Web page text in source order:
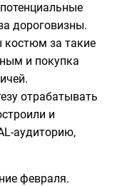
дороговизны.
костюм за такие
и покупка
отрабатывать
и
аудиторию,
февраля.